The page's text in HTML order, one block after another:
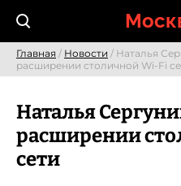
Главная / Новости / Наталья
расширении столичной Wi-Fi
Наталья
расширении
сети